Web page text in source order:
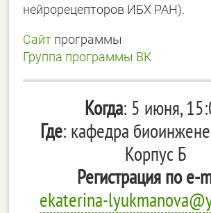
нейрорецепторов ИБХ РАН).
Сайт программы
Группа программы ВК
Когда: 5 июня,
Где: кафедра
Корпус Б
Регистрация по e-
ekaterina-